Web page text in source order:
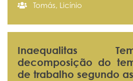
Tomás, Licínio
Inaequalitas
decomposição do
de trabalho segundo